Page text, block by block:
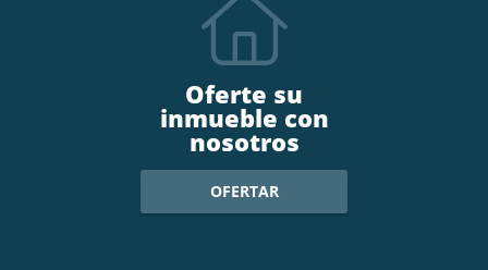
Oferte su
inmueble con
nosotros
OFERTAR